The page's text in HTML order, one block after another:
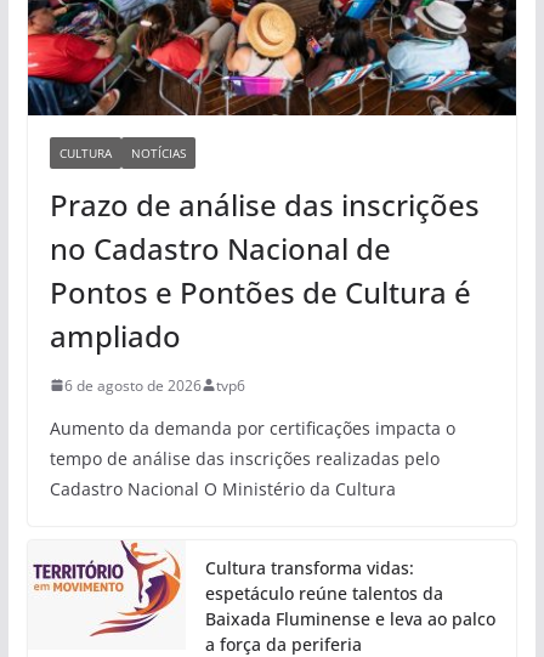
CULTURA NOTÍCIAS
Prazo de análise das inscrições
no Cadastro Nacional de
Pontos e Pontões de Cultura é
ampliado
6 de agosto de 2026 tvp6
Aumento da demanda por certificações impacta o
tempo de análise das inscrições realizadas pelo
Cadastro Nacional O Ministério da Cultura
Cultura transforma vidas:
espetáculo reúne talentos da
Baixada Fluminense e leva ao palco
a força da periferia